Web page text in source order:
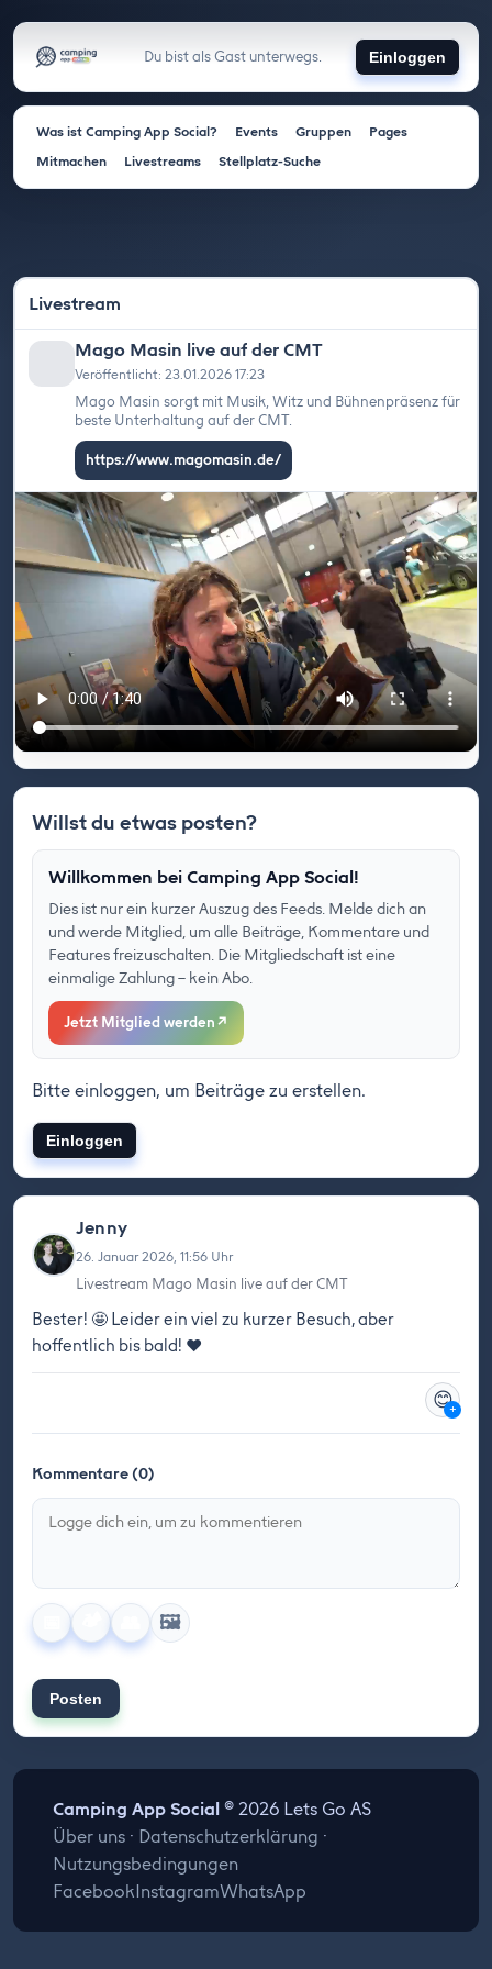
Du bist als Gast unterwegs. Einloggen
Was ist Camping App Social? Events Gruppen
Pages
Mitmachen
Livestreams Stellplatz-Suche
Livestream
Mago Masin live auf der CMT
Veröffentlicht: 23.01.2026 17:23
Mago Masin sorgt mit Musik, Witz und Bühnenpräsenz für
beste Unterhaltung auf der CMT.
https://www.magomasin.de/
Willst du etwas posten?
Willkommen bei Camping App Social!
Dies ist nur ein kurzer Auszug des Feeds. Melde dich an
und werde Mitglied, um alle Beiträge, Kommentare und
Features freizuschalten. Die Mitgliedschaft ist eine
einmalige Zahlung – kein Abo.
Jetzt Mitglied werden ↗
Bitte einloggen, um Beiträge zu erstellen.
Einloggen
Jenny
26. Januar 2026, 11:56 Uhr
Livestream Mago Masin live auf der CMT
Bester! 🤩 Leider ein viel zu kurzer Besuch, aber
hoffentlich bis bald! ❤️
😊+
Kommentare (0)
🖼️
Posten
Camping App Social © 2026 Lets Go AS
Über uns· Datenschutzerklärung ·
Nutzungsbedingungen
Facebook InstagramWhatsApp